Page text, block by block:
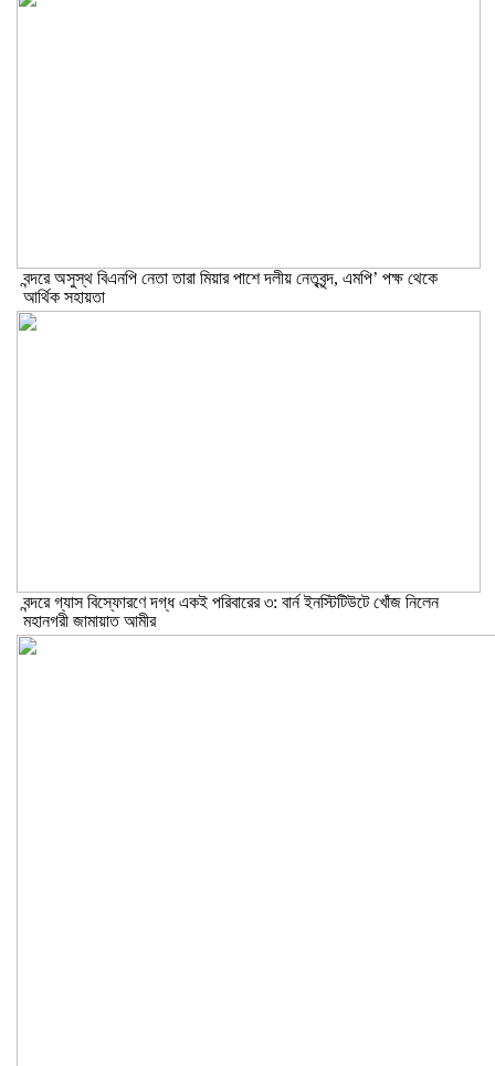
বন্দরে অসুস্থ বিএনপি নেতা তারা মিয়ার পাশে দলীয় নেতৃবৃন্দ, এমপি’ পক্ষ থেকে
আর্থিক সহায়তা
বন্দরে গ্যাস বিস্ফোরণে দগ্ধ একই পরিবারের ৩: বার্ন ইনস্টিটিউটে খোঁজ নিলেন
মহানগরী জামায়াত আমীর